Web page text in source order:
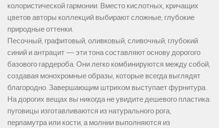
колористической гармонии. Вместо кислотных, кричащих
цветов авторы коллекций выбирают сложные, глубокие
природные оттенки.
Песочный, графитовый, оливковый, сливочный, глубокий
синий и антрацит — эти тона составляют основу дорогого
базового гардероба. Они легко комбинируются между собой,
создавая монохромные образы, которые всегда выглядят
благородно. Завершающим штрихом выступает фурнитура.
На дорогих вещах вы никогда не увидите дешевого пластика:
пуговицы изготавливаются из натурального рога,
перламутра или кости, а молнии выполняются из